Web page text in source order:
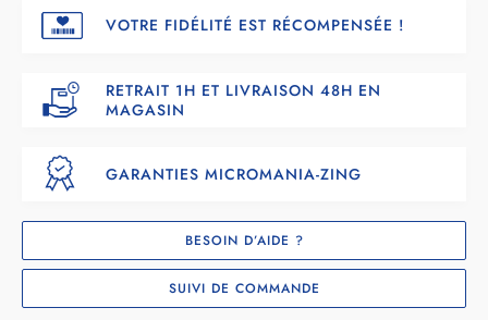
VOTRE FIDÉLITÉ EST RÉCOMPENSÉE !
RETRAIT 1H ET LIVRAISON 48H EN
MAGASIN
GARANTIES MICROMANIA-ZING
BESOIN D’AIDE ?
SUIVI DE COMMANDE